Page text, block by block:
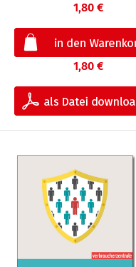
1,80 €
1,80 €